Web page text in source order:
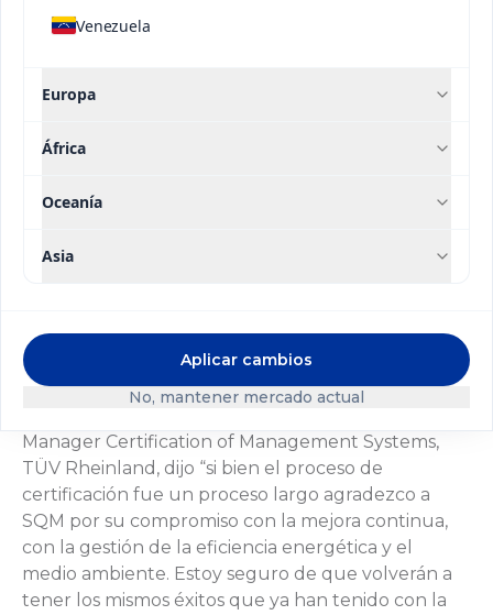
Venezuela
Europa
África
Oceanía
Asia
No, mantener mercado actual
Aplicar cambios
Certification Division South America.
SQM Yodo Nutrición Vegetal, afirmó “recibir estas
certificaciones internacionales son muy
importantes para la compañía, porque muestra la
Sostenibilidad. Además, dos de nuestros valores
de declararlo, hay que ir avanzando en diferentes
para el cuidado del medio ambiente y nuestro
entorno”.
Manager Certification of Management Systems,
TÜV Rheinland, dijo “si bien el proceso de
certificación fue un proceso largo agradezco a
SQM por su compromiso con la mejora continua,
con la gestión de la eficiencia energética y el
medio ambiente. Estoy seguro de que volverán a
tener los mismos éxitos que ya han tenido con la